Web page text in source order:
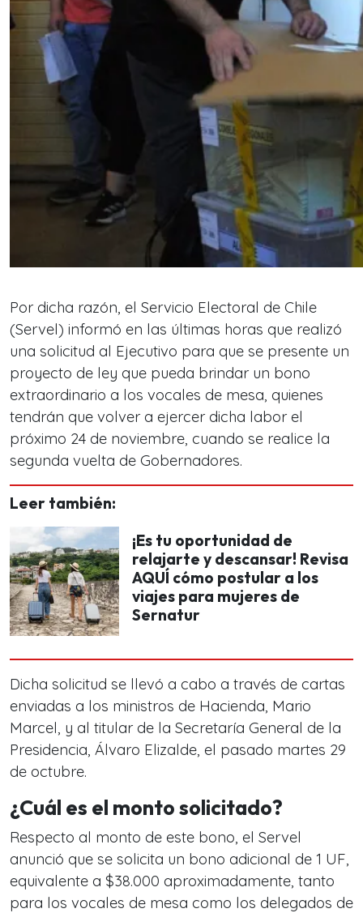
Por dicha razón, el Servicio Electoral de Chile
(Servel) informó en las últimas horas que realizó
una solicitud al Ejecutivo para que se presente un
proyecto de ley que pueda brindar un bono
extraordinario a los vocales de mesa, quienes
tendrán que volver a ejercer dicha labor el
próximo 24 de noviembre, cuando se realice la
segunda vuelta de Gobernadores.
Leer también:
¡Es tu oportunidad de
relajarte y descansar! Revisa
AQUÍ cómo postular a los
viajes para mujeres de
Sernatur
Dicha solicitud se llevó a cabo a través de cartas
enviadas a los ministros de Hacienda, Mario
Marcel, y al titular de la Secretaría General de la
Presidencia, Álvaro Elizalde, el pasado martes 29
de octubre.
¿Cuál es el monto solicitado?
Respecto al monto de este bono, el Servel
anunció que se solicita un bono adicional de 1 UF,
equivalente a $38.000 aproximadamente, tanto
para los vocales de mesa como los delegados de